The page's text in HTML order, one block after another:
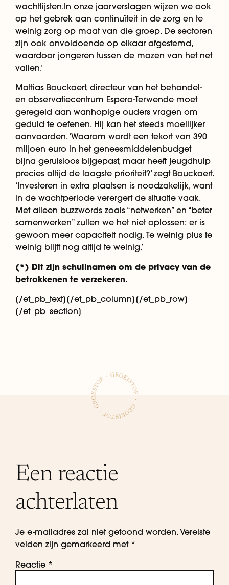
wachtlijsten.In onze jaarverslagen wijzen we ook
op het gebrek aan continuïteit in de zorg en te
weinig zorg op maat van die groep. De sectoren
zijn ook onvoldoende op elkaar afgestemd,
waardoor jongeren tussen de mazen van het net
vallen.’
Mattias Bouckaert, directeur van het behandel-
en observatiecentrum Espero-Terwende moet
geregeld aan wanhopige ouders vragen om
geduld te oefenen. Hij kan het steeds moeilijker
aanvaarden. ‘Waarom wordt een tekort van 390
miljoen euro in het geneesmiddelenbudget
bijna geruisloos bijgepast, maar heeft jeugdhulp
precies altijd de laagste prioriteit?’ zegt Bouckaert.
‘Investeren in extra plaatsen is noodzakelijk, want
in de wachtperiode verergert de situatie vaak.
Met alleen buzzwords zoals “netwerken” en “beter
samenwerken” zullen we het niet oplossen: er is
gewoon meer capaciteit nodig. Te weinig plus te
weinig blijft nog altijd te weinig.’
(*) Dit zijn schuilnamen om de privacy van de
betrokkenen te verzekeren.
[/et_pb_text][/et_pb_column][/et_pb_row]
[/et_pb_section]
Een reactie
achterlaten
Je e-mailadres zal niet getoond worden. Vereiste
velden zijn gemarkeerd met *
Reactie *